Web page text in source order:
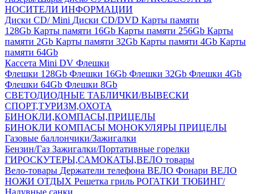
НОСИТЕЛИ ИНФОРМАЦИИ
Диски CD/ Mini Диски CD/DVD Карты памяти
128Gb Карты памяти 16Gb Карты памяти 256Gb Карты
памяти 2Gb Карты памяти 32Gb Карты памяти 4Gb Карты
памяти 64Gb
Кассета Mini DV Флешки
Флешки 128Gb Флешки 16Gb Флешки 32Gb Флешки 4Gb
Флешки 64Gb Флешки 8Gb
СВЕТОДИОДНЫЕ ТАБЛИЧКИ/ВЫВЕСКИ
СПОРТ,ТУРИЗМ,ОХОТА
БИНОКЛИ,КОМПАСЫ,ПРИЦЕЛЫ
БИНОКЛИ КОМПАСЫ МОНОКУЛЯРЫ ПРИЦЕЛЫ
Газовые баллончики/Зажигалки
Бензин/Газ Зажигалки/Портативные горелки
ГИРОСКУТЕРЫ,САМОКАТЫ,ВЕЛО товары
Вело-товары Держатели телефона ВЕЛО Фонари ВЕЛО
НОЖИ ОТДЫХ Решетка гриль РОГАТКИ ТЮБИНГ/
Надувные санки